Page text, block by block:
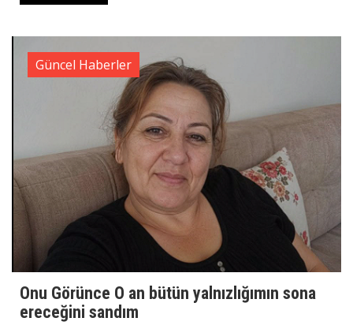
Güncel Haberler
Onu Görünce O an bütün yalnızlığımın sona
ereceğini sandım